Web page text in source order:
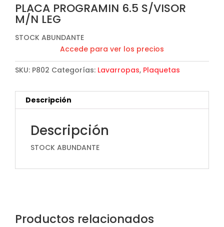
PLACA PROGRAMIN 6.5 S/VISOR
M/N LEG
STOCK ABUNDANTE
Accede para ver los precios
SKU: P802 Categorías: Lavarropas, Plaquetas
Descripción
Descripción
STOCK ABUNDANTE
Productos relacionados